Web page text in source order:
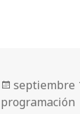
Publicado
el
septiembre
programación